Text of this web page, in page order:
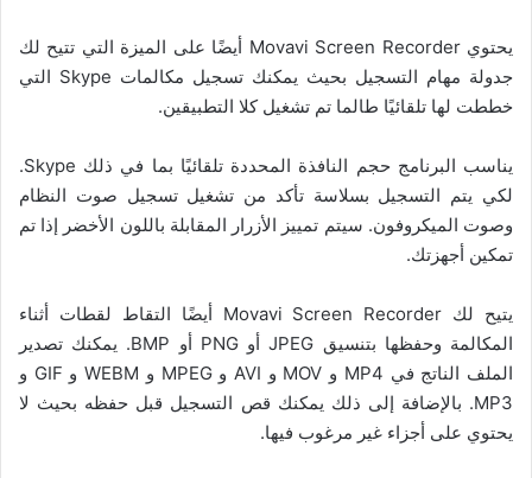
يحتوي Movavi Screen Recorder أيضًا على الميزة التي تتيح لك
جدولة مهام التسجيل بحيث يمكنك تسجيل مكالمات Skype التي
خططت لها تلقائيًا طالما تم تشغيل كلا التطبيقين.
يناسب البرنامج حجم النافذة المحددة تلقائيًا بما في ذلك Skype.
لكي يتم التسجيل بسلاسة تأكد من تشغيل تسجيل صوت النظام
وصوت الميكروفون. سيتم تمييز الأزرار المقابلة باللون الأخضر إذا تم
تمكين أجهزتك.
يتيح لك Movavi Screen Recorder أيضًا التقاط لقطات أثناء
المكالمة وحفظها بتنسيق JPEG أو PNG أو BMP. يمكنك تصدير
الملف الناتج في MP4 و MOV و AVI و MPEG و WEBM و GIF و
MP3. بالإضافة إلى ذلك يمكنك قص التسجيل قبل حفظه بحيث لا
يحتوي على أجزاء غير مرغوب فيها.